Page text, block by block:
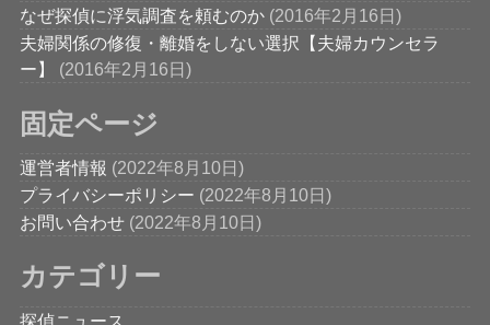
なぜ探偵に浮気調査を頼むのか (2016年2月16日)
夫婦関係の修復・離婚をしない選択【夫婦カウンセラ
ー】
(2016年2月16日)
固定ページ
運営者情報 (2022年8月10日)
プライバシーポリシー (2022年8月10日)
お問い合わせ (2022年8月10日)
カテゴリー
探偵ニュース